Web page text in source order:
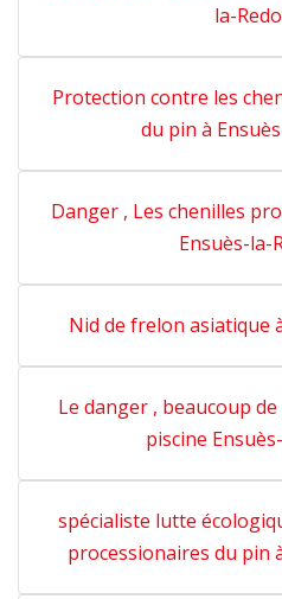
la-
Protection contre les
du pin à
Danger , Les chenilles
Ensuès-la-
Nid de frelon asiatique
Le danger , beaucoup
piscine
spécialiste lutte
processionaires du pin